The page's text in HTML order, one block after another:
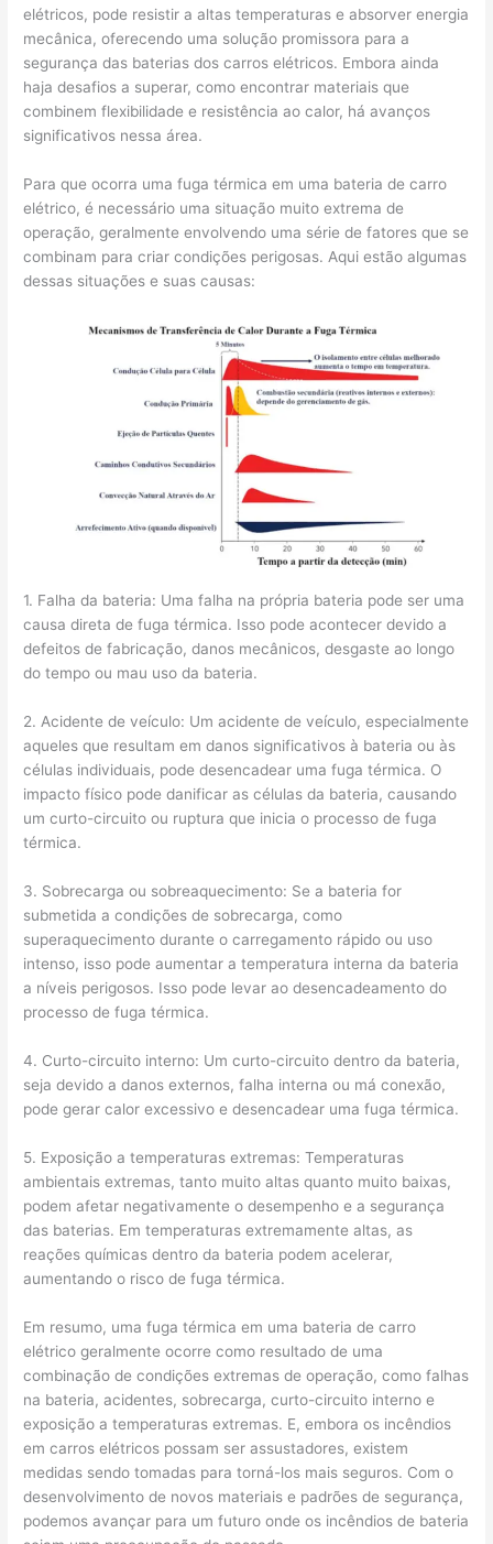
elétricos, pode resistir a altas temperaturas e absorver energia
mecânica, oferecendo uma solução promissora para a
segurança das baterias dos carros elétricos. Embora ainda
haja desafios a superar, como encontrar materiais que
combinem flexibilidade e resistência ao calor, há avanços
significativos nessa área.
Para que ocorra uma fuga térmica em uma bateria de carro
elétrico, é necessário uma situação muito extrema de
operação, geralmente envolvendo uma série de fatores que se
combinam para criar condições perigosas. Aqui estão algumas
dessas situações e suas causas:
1. Falha da bateria: Uma falha na própria bateria pode ser uma
causa direta de fuga térmica. Isso pode acontecer devido a
defeitos de fabricação, danos mecânicos, desgaste ao longo
do tempo ou mau uso da bateria.
2. Acidente de veículo: Um acidente de veículo, especialmente
aqueles que resultam em danos significativos à bateria ou às
células individuais, pode desencadear uma fuga térmica. O
impacto físico pode danificar as células da bateria, causando
um curto-circuito ou ruptura que inicia o processo de fuga
térmica.
3. Sobrecarga ou sobreaquecimento: Se a bateria for
submetida a condições de sobrecarga, como
superaquecimento durante o carregamento rápido ou uso
intenso, isso pode aumentar a temperatura interna da bateria
a níveis perigosos. Isso pode levar ao desencadeamento do
processo de fuga térmica.
4. Curto-circuito interno: Um curto-circuito dentro da bateria,
seja devido a danos externos, falha interna ou má conexão,
pode gerar calor excessivo e desencadear uma fuga térmica.
5. Exposição a temperaturas extremas: Temperaturas
ambientais extremas, tanto muito altas quanto muito baixas,
podem afetar negativamente o desempenho e a segurança
das baterias. Em temperaturas extremamente altas, as
reações químicas dentro da bateria podem acelerar,
aumentando o risco de fuga térmica.
Em resumo, uma fuga térmica em uma bateria de carro
elétrico geralmente ocorre como resultado de uma
combinação de condições extremas de operação, como falhas
na bateria, acidentes, sobrecarga, curto-circuito interno e
exposição a temperaturas extremas. E, embora os incêndios
em carros elétricos possam ser assustadores, existem
medidas sendo tomadas para torná-los mais seguros. Com o
desenvolvimento de novos materiais e padrões de segurança,
podemos avançar para um futuro onde os incêndios de bateria